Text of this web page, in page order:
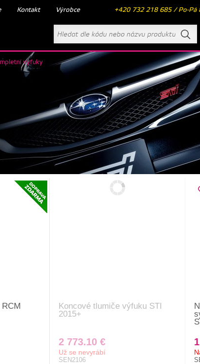
Kontakt Výrobce +420 732 218 685 / Po-Pá
výfuky
Koncové tlumiče výfuku STI
2015+
2 773.10 €
Už se nevyrábí
SEN2106